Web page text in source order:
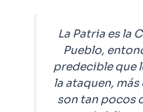
La Patria es la
Pueblo,
predecible que
la ataquen,
son tan pocos